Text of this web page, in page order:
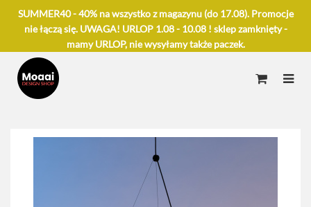
SUMMER40 - 40% na wszystko z magazynu (do 17.08). Promocje
nie łączą się. UWAGA! URLOP 1.08 - 10.08 ! sklep zamknięty -
mamy URLOP, nie wysyłamy także paczek.